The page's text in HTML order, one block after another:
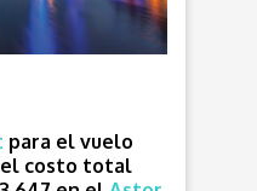
para el vuelo
el costo total